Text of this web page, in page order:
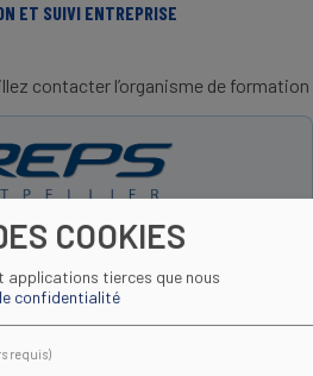
ET SUIVI ENTREPRISE
contacter l’organisme de formation
COOKIES
applications tierces que nous
confidentialité
requis)